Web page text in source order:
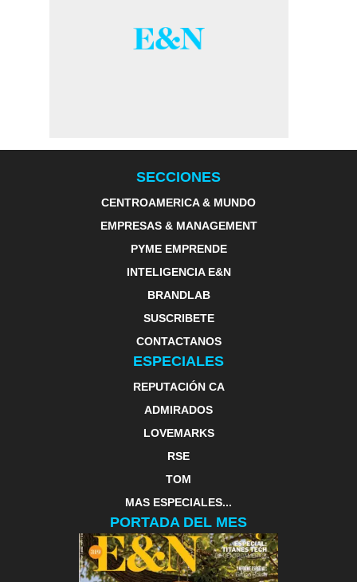
SECCIONES
CENTROAMERICA & MUNDO
EMPRESAS & MANAGEMENT
PYME EMPRENDE
INTELIGENCIA E&N
BRANDLAB
SUSCRIBETE
CONTACTANOS
ESPECIALES
REPUTACIÓN CA
ADMIRADOS
LOVEMARKS
RSE
TOM
MAS ESPECIALES...
PORTADA DEL MES